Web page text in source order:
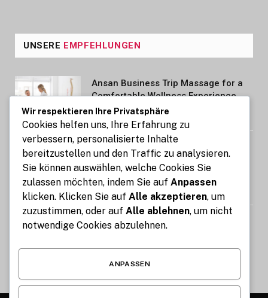
UNSERE EMPFEHLUNGEN
Ansan Business Trip Massage for a
Comfortable Wellness Experience
AUGUST 7, 2026
Kennzeichen express: So gelingt die
Kfz-Zulassung in nur 15 Minuten
online
AUGUST 7, 2026
Image Compressor: Reduce Image
Wir respektieren Ihre Privatsphäre
Cookies helfen uns, Ihre Erfahrung zu
verbessern, personalisierte Inhalte
bereitzustellen und den Traffic zu analysieren.
Sie können auswählen, welche Cookies Sie
zulassen möchten, indem Sie auf Anpassen
klicken. Klicken Sie auf Alle akzeptieren, um
zuzustimmen, oder auf Alle ablehnen, um nicht
notwendige Cookies abzulehnen.
ANPASSEN